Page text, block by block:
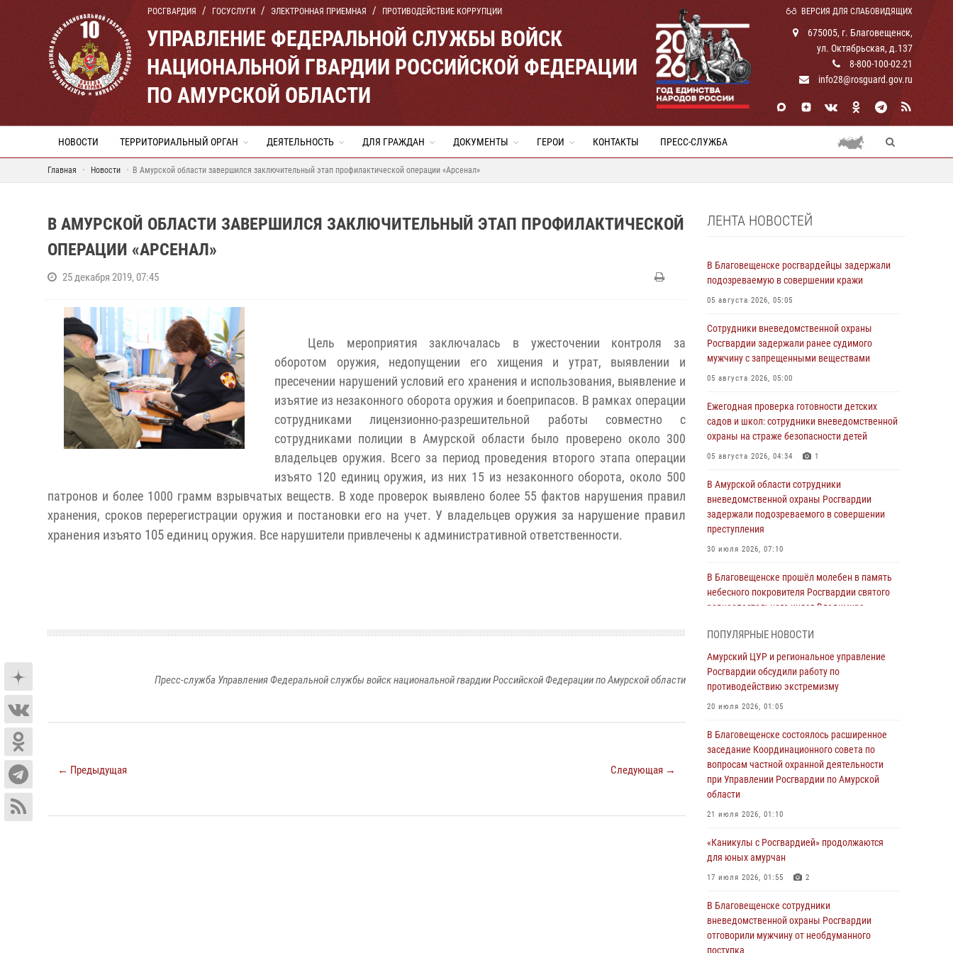
РОСГВАРДИЯ ГОСУСЛУГИ ЭЛЕКТРОННАЯ ПРИЕМНАЯ ПРОТИВОДЕЙСТВИЕ КОРРУПЦИИ ВЕРСИЯ ДЛЯ СЛАБОВИДЯЩИХ
УПРАВЛЕНИЕ ФЕДЕРАЛЬНОЙ СЛУЖБЫ ВОЙСК
НАЦИОНАЛЬНОЙ ГВАРДИИ РОССИЙСКОЙ ФЕДЕРАЦИИ
ПО АМУРСКОЙ ОБЛАСТИ
675005, г. Благовещенск,
ул. Октябрьская, д.137
8-800-100-02-21
info28@rosguard.gov.ru
НОВОСТИ ТЕРРИТОРИАЛЬНЫЙ ОРГАН ДЕЯТЕЛЬНОСТЬ ДЛЯ ГРАЖДАН ДОКУМЕНТЫ ГЕРОИ КОНТАКТЫ ПРЕСС-СЛУЖБА
Главная Новости В Амурской области завершился заключительный этап профилактической операции «Арсенал»
В АМУРСКОЙ ОБЛАСТИ ЗАВЕРШИЛСЯ ЗАКЛЮЧИТЕЛЬНЫЙ ЭТАП ПРОФИЛАКТИЧЕСКОЙ
ОПЕРАЦИИ «АРСЕНАЛ»
25 декабря 2019, 07:45
Цель мероприятия заключалась в ужесточении контроля за
оборотом оружия, недопущении его хищения и утрат, выявлении и
пресечении нарушений условий его хранения и использования, выявление и
изъятие из незаконного оборота оружия и боеприпасов. В рамках операции
сотрудниками лицензионно-разрешительной работы совместно с
сотрудниками полиции в Амурской области было проверено около 300
владельцев оружия. Всего за период проведения второго этапа операции
изъято 120 единиц оружия, из них 15 из незаконного оборота, около 500
патронов и более 1000 грамм взрывчатых веществ. В ходе проверок выявлено более 55 фактов нарушения правил
хранения, сроков перерегистрации оружия и постановки его на учет. У владельцев оружия за нарушение правил
хранения изъято 105 единиц оружия. Все нарушители привлечены к административной ответственности.
Пресс-служба Управления Федеральной службы войск национальной гвардии Российской Федерации по Амурской области
← Предыдущая Следующая →
ЛЕНТА НОВОСТЕЙ
В Благовещенске росгвардейцы задержали
подозреваемую в совершении кражи
05 августа 2026, 05:05
Сотрудники вневедомственной охраны
Росгвардии задержали ранее судимого
мужчину с запрещенными веществами
05 августа 2026, 05:00
Ежегодная проверка готовности детских
садов и школ: сотрудники вневедомственной
охраны на страже безопасности детей
05 августа 2026, 04:34 1
В Амурской области сотрудники
вневедомственной охраны Росгвардии
задержали подозреваемого в совершении
преступления
30 июля 2026, 07:10
В Благовещенске прошёл молебен в память
небесного покровителя Росгвардии святого
равноапостольного князя Владимира
Более 2,5 миллионов рублей выплачено
амурчанам за оружие сданное на возмездной
основе
28 июля 2026, 02:00
Итоги работы строевых подразделений
вневедомственной охраны Росгвардии
Амурской области в период с 20 по 26 июля
2026 года
27 июля 2026, 06:28
сотрудников вневедомственной охраны
23 июля 2026, 07:49
поступления на службу в подразделения
территориального Управления Росгвардии
23 июля 2026, 00:00
ПОПУЛЯРНЫЕ НОВОСТИ
Амурский ЦУР и региональное управление
Росгвардии обсудили работу по
противодействию экстремизму
20 июля 2026, 01:05
В Благовещенске состоялось расширенное
заседание Координационного совета по
вопросам частной охранной деятельности
при Управлении Росгвардии по Амурской
области
21 июля 2026, 01:10
«Каникулы с Росгвардией» продолжаются
для юных амурчан
17 июля 2026, 01:55 2
В Благовещенске сотрудники
вневедомственной охраны Росгвардии
отговорили мужчину от необдуманного
поступка